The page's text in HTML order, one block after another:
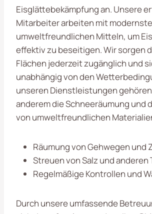
Eisglättebekämpfung an. Unsere
Mitarbeiter arbeiten mit
umweltfreundlichen Mitteln, um
effektiv zu beseitigen. Wir sorgen
Flächen jederzeit zugänglich und
unabhängig von den
unseren Dienstleistungen
anderem die Schneeräumung und
von umweltfreundlichen
Räumung von Gehwegen und
Streuen von Salz und anderen
Regelmäßige Kontrollen und
Durch unsere umfassende